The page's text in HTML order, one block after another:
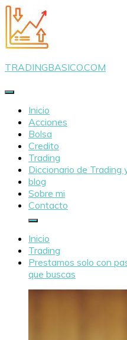
Saltar
al
contenido
TRADINGBASICO.COM
Inicio
Acciones
Bolsa
Credito
Trading
Diccionario de Trading
blog
Sobre mi
Contacto
Inicio
Trading
Prestamos solo con
que buscas